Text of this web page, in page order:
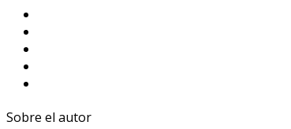
Sobre el autor